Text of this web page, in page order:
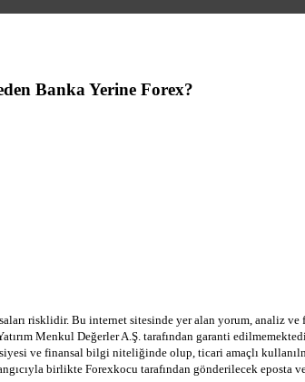
Banka Yerine Forex?
risklidir. Bu internet sitesinde yer alan yorum, analiz
Menkul Değerler A.Ş. tarafından garanti
ve finansal bilgi niteliğinde olup, ticari amaçlı
birlikte Forexkocu tarafından gönderilecek eposta